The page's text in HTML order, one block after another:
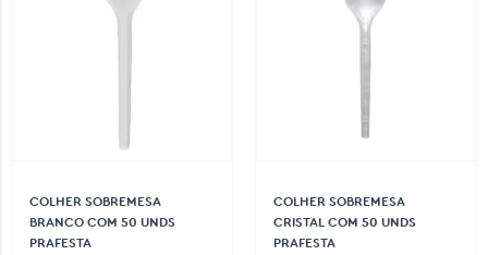
COLHER SOBREMESA
BRANCO COM 50 UNDS
PRAFESTA
COLHER SOBREMESA
CRISTAL COM 50 UNDS
PRAFESTA